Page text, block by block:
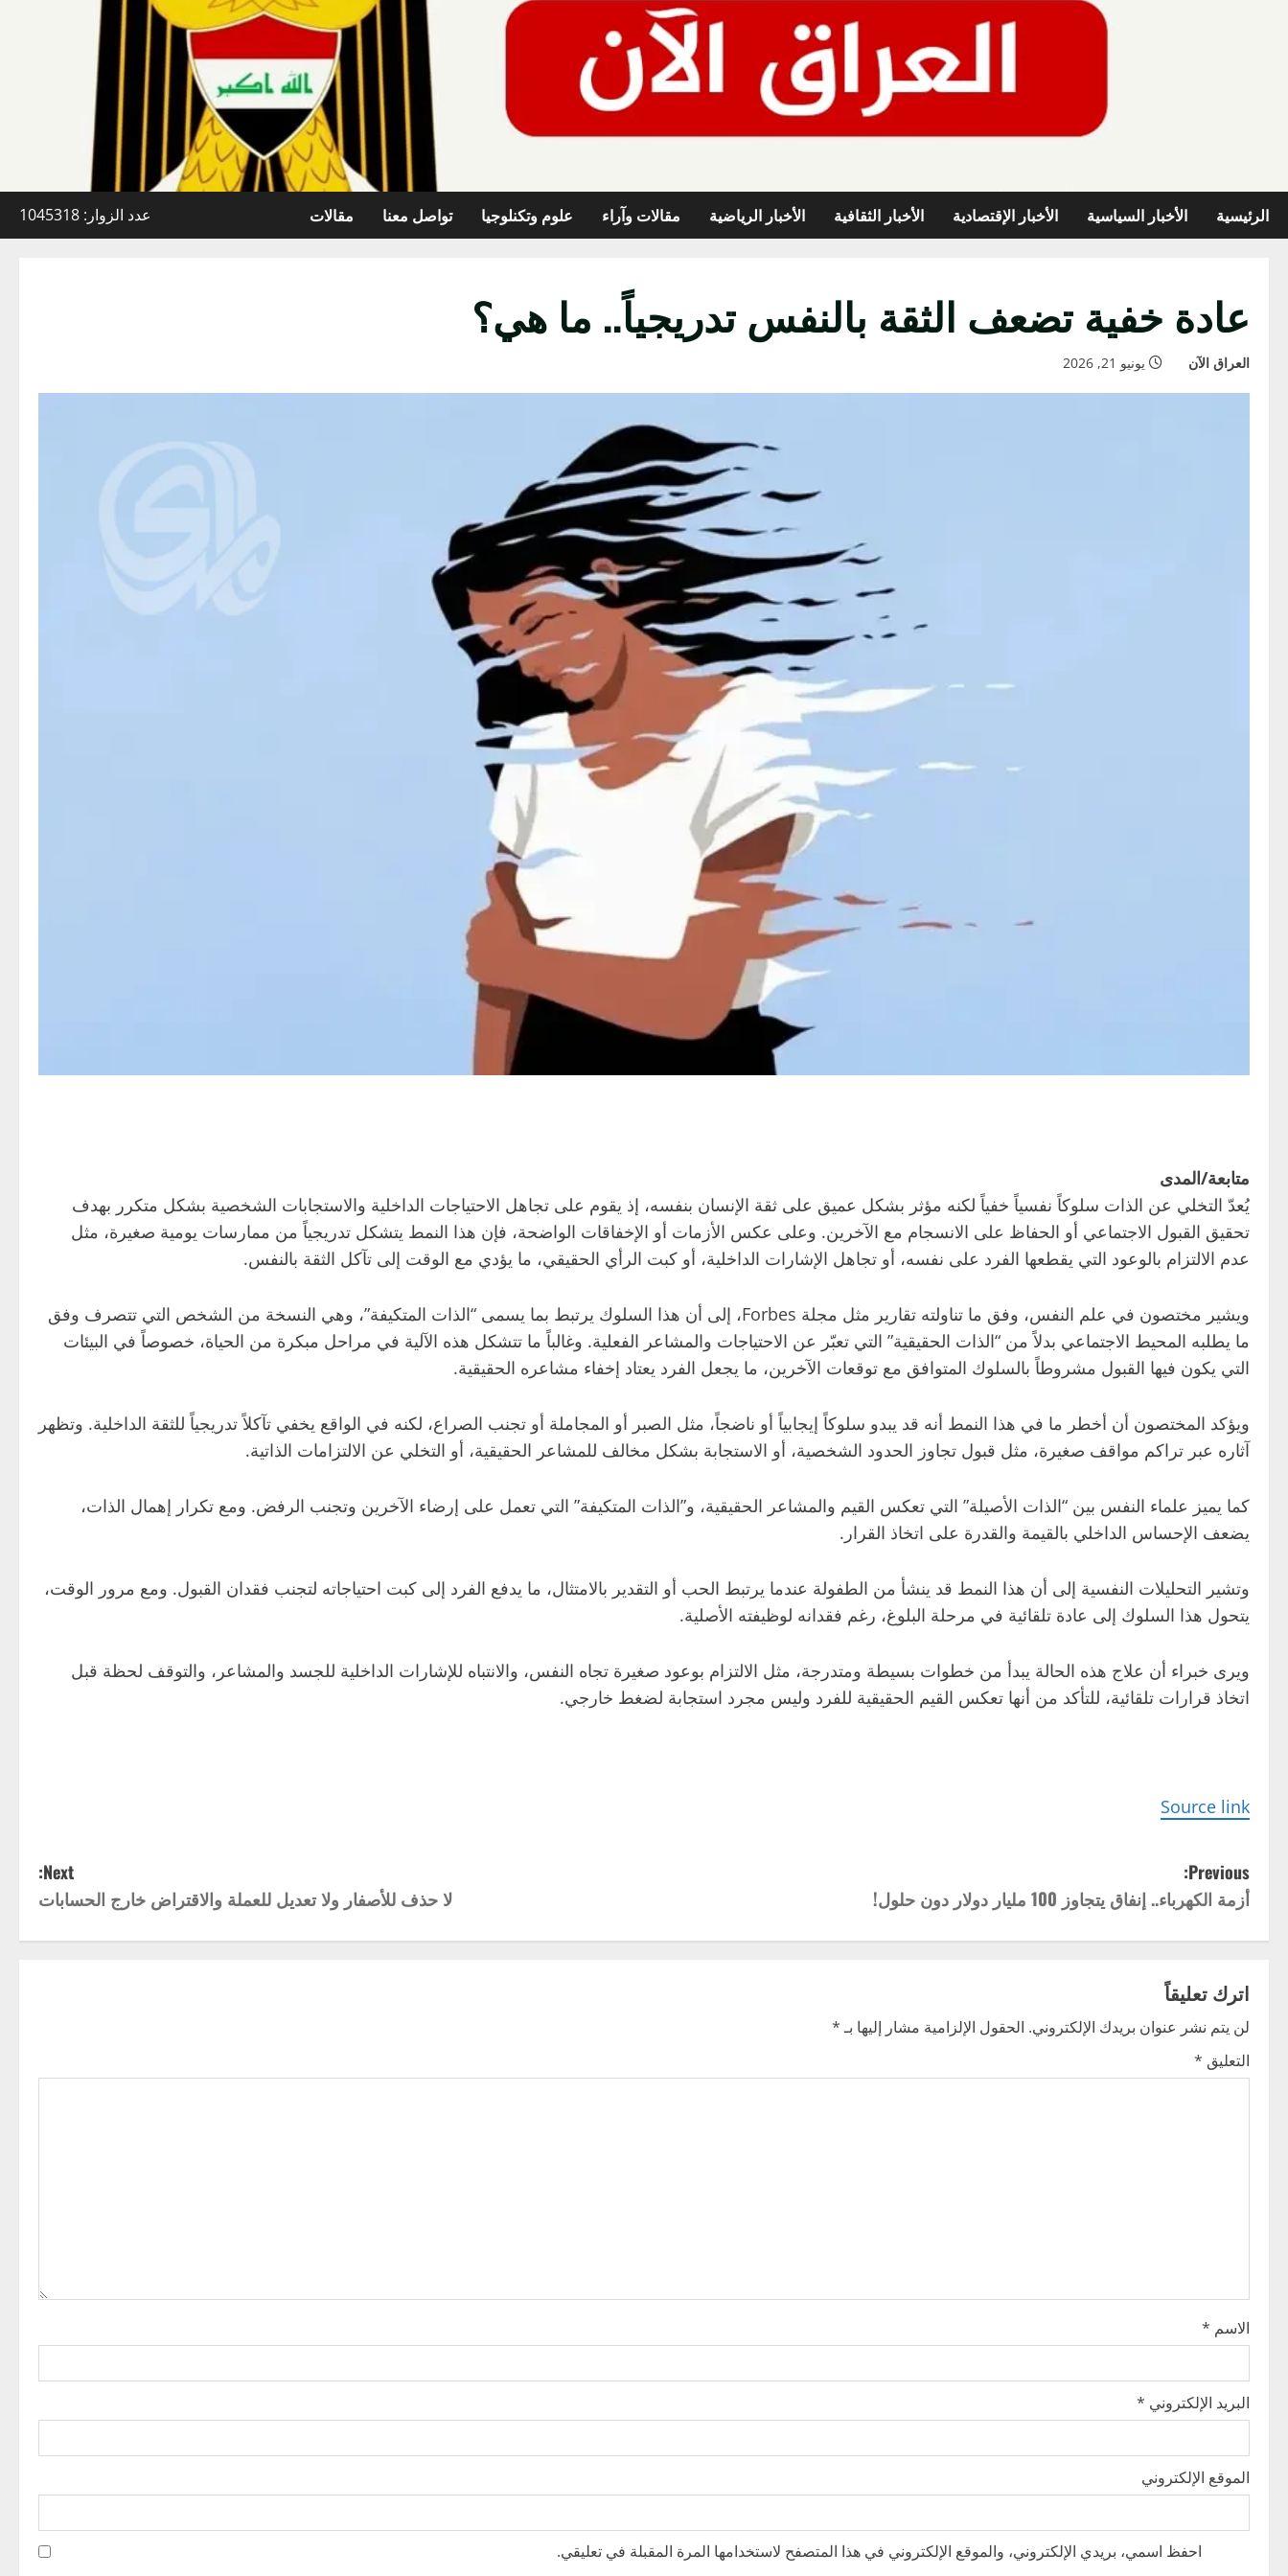
الرئيسية الأخبار السياسية الأخبار الإقتصادية الأخبار الثقافية الأخبار الرياضية مقالات وآراء علوم وتكنلوجيا تواصل معنا مقالات عدد الزوار: 1045318
عادة خفية تضعف الثقة بالنفس تدريجياً.. ما هي؟
العراق الآن يونيو 21, 2026
متابعة/المدى
يُعدّ التخلي عن الذات سلوكاً نفسياً خفياً لكنه مؤثر بشكل عميق على ثقة الإنسان بنفسه، إذ يقوم على تجاهل الاحتياجات الداخلية والاستجابات الشخصية بشكل متكرر بهدف
تحقيق القبول الاجتماعي أو الحفاظ على الانسجام مع الآخرين. وعلى عكس الأزمات أو الإخفاقات الواضحة، فإن هذا النمط يتشكل تدريجياً من ممارسات يومية صغيرة، مثل
عدم الالتزام بالوعود التي يقطعها الفرد على نفسه، أو تجاهل الإشارات الداخلية، أو كبت الرأي الحقيقي، ما يؤدي مع الوقت إلى تآكل الثقة بالنفس.
ويشير مختصون في علم النفس، وفق ما تناولته تقارير مثل مجلة Forbes، إلى أن هذا السلوك يرتبط بما يسمى “الذات المتكيفة”، وهي النسخة من الشخص التي تتصرف وفق
ما يطلبه المحيط الاجتماعي بدلاً من “الذات الحقيقية” التي تعبّر عن الاحتياجات والمشاعر الفعلية. وغالباً ما تتشكل هذه الآلية في مراحل مبكرة من الحياة، خصوصاً في البيئات
التي يكون فيها القبول مشروطاً بالسلوك المتوافق مع توقعات الآخرين، ما يجعل الفرد يعتاد إخفاء مشاعره الحقيقية.
ويؤكد المختصون أن أخطر ما في هذا النمط أنه قد يبدو سلوكاً إيجابياً أو ناضجاً، مثل الصبر أو المجاملة أو تجنب الصراع، لكنه في الواقع يخفي تآكلاً تدريجياً للثقة الداخلية. وتظهر
آثاره عبر تراكم مواقف صغيرة، مثل قبول تجاوز الحدود الشخصية، أو الاستجابة بشكل مخالف للمشاعر الحقيقية، أو التخلي عن الالتزامات الذاتية.
كما يميز علماء النفس بين “الذات الأصيلة” التي تعكس القيم والمشاعر الحقيقية، و”الذات المتكيفة” التي تعمل على إرضاء الآخرين وتجنب الرفض. ومع تكرار إهمال الذات،
يضعف الإحساس الداخلي بالقيمة والقدرة على اتخاذ القرار.
وتشير التحليلات النفسية إلى أن هذا النمط قد ينشأ من الطفولة عندما يرتبط الحب أو التقدير بالامتثال، ما يدفع الفرد إلى كبت احتياجاته لتجنب فقدان القبول. ومع مرور الوقت،
يتحول هذا السلوك إلى عادة تلقائية في مرحلة البلوغ، رغم فقدانه لوظيفته الأصلية.
ويرى خبراء أن علاج هذه الحالة يبدأ من خطوات بسيطة ومتدرجة، مثل الالتزام بوعود صغيرة تجاه النفس، والانتباه للإشارات الداخلية للجسد والمشاعر، والتوقف لحظة قبل
اتخاذ قرارات تلقائية، للتأكد من أنها تعكس القيم الحقيقية للفرد وليس مجرد استجابة لضغط خارجي.
Source link
P
o
s
t
n
a
i
o
n
Previous:
أزمة الكهرباء.. إنفاق يتجاوز 100 مليار دولار دون حلول!
Next:
لا حذف للأصفار ولا تعديل للعملة والاقتراض خارج الحسابات
اترك تعليقاً
لن يتم نشر عنوان بريدك الإلكتروني. الحقول الإلزامية مشار إليها بـ*
التعليق *
الاسم *
البريد الإلكتروني *
الموقع الإلكتروني
احفظ اسمي، بريدي الإلكتروني، والموقع الإلكتروني في هذا المتصفح لاستخدامها المرة المقبلة في تعليقي.